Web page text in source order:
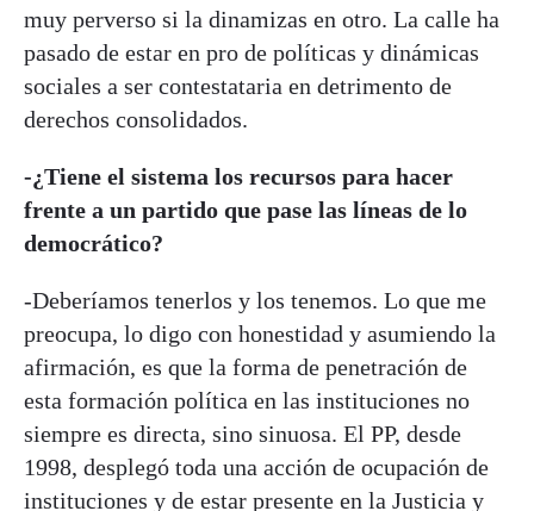
muy perverso si la dinamizas en otro. La calle ha
pasado de estar en pro de políticas y dinámicas
sociales a ser contestataria en detrimento de
derechos consolidados.
-¿Tiene el sistema los recursos para hacer
frente a un partido que pase las líneas de lo
democrático?
-Deberíamos tenerlos y los tenemos. Lo que me
preocupa, lo digo con honestidad y asumiendo la
afirmación, es que la forma de penetración de
esta formación política en las instituciones no
siempre es directa, sino sinuosa. El PP, desde
1998, desplegó toda una acción de ocupación de
instituciones y de estar presente en la Justicia y